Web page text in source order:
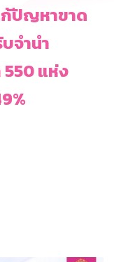
ก้ปัญหาขาด
จำนำ
550 แห่ง